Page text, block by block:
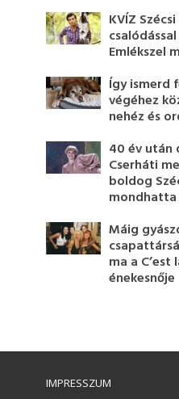
KVÍZ
Emlékszel
Így ismerd
végéhez
nehéz és
40 év után
Cserháti
boldog
mondhatta
Máig
ma a
énekesnője
IMPRESSZUM